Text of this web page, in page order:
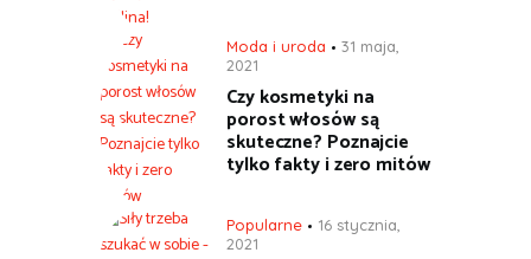
Moda i uroda
31 maja,
2021
Czy kosmetyki na
porost włosów są
skuteczne? Poznajcie
tylko fakty i zero mitów
Popularne
16 stycznia,
2021